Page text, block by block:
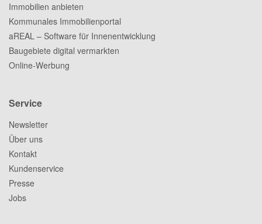
Immobilien anbieten
Kommunales Immobilienportal
aREAL – Software für Innenentwicklung
Baugebiete digital vermarkten
Online-Werbung
Service
Newsletter
Über uns
Kontakt
Kundenservice
Presse
Jobs